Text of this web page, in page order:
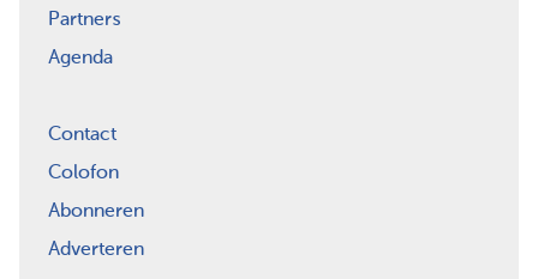
Partners
Agenda
Contact
Colofon
Abonneren
Adverteren